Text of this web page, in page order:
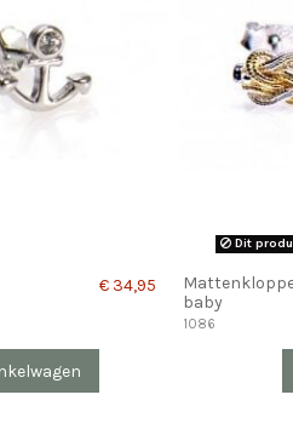
€ 34,95
Dit
baby
1086